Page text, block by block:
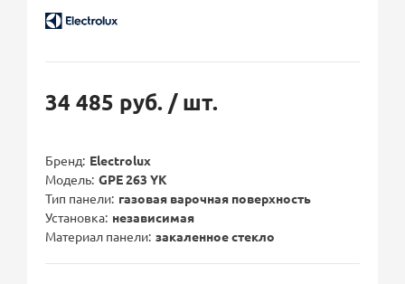
34 485 руб. / шт.
Бренд Electrolux
Модель GPE 263 YK
Тип панели газовая варочная поверхность
Установка независимая
Материал панели закаленное стекло